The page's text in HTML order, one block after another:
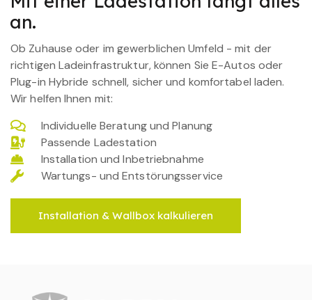
an.
Ob Zuhause oder im gewerblichen Umfeld - mit der
richtigen Ladeinfrastruktur, können Sie E-Autos oder
Plug-in Hybride schnell, sicher und komfortabel laden.
Wir helfen Ihnen mit:
Individuelle Beratung und Planung
Passende Ladestation
Installation und Inbetriebnahme
Wartungs- und Entstörungsservice
Installation & Wallbox kalkulieren